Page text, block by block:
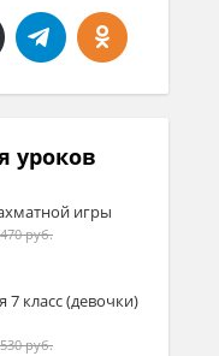
уроков
игры
руб.
7 класс (девочки)
руб.